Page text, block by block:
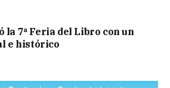
7ª Feria del Libro con un
e histórico